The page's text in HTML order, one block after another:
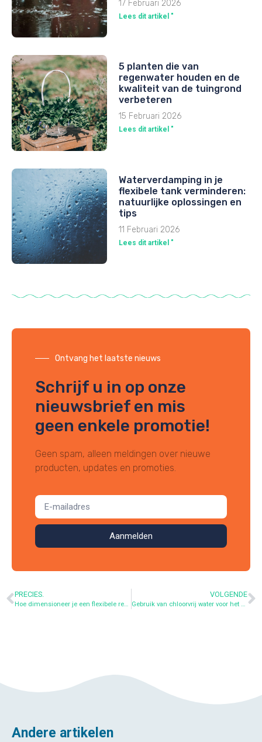
17 Februari 2026
Lees dit artikel "
5 planten die van
regenwater houden en de
kwaliteit van de tuingrond
verbeteren
15 Februari 2026
Lees dit artikel "
Waterverdamping in je
flexibele tank verminderen:
natuurlijke oplossingen en
tips
11 Februari 2026
Lees dit artikel "
Ontvang het laatste nieuws
Schrijf u in op onze
nieuwsbrief en mis
geen enkele promotie!
Geen spam, alleen meldingen over nieuwe
producten, updates en promoties.
Aanmelden
PRECIES.
Hoe dimensioneer je een flexibele regenwatertank?
VOLGENDE
Gebruik van chloorvrij water voor het besproeien van uw struiken
Andere artikelen